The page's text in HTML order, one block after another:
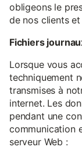
obligeons le
de nos clients
Fichiers
Lorsque vous
techniquement
transmises à
internet. Les
pendant une
communication
serveur Web :